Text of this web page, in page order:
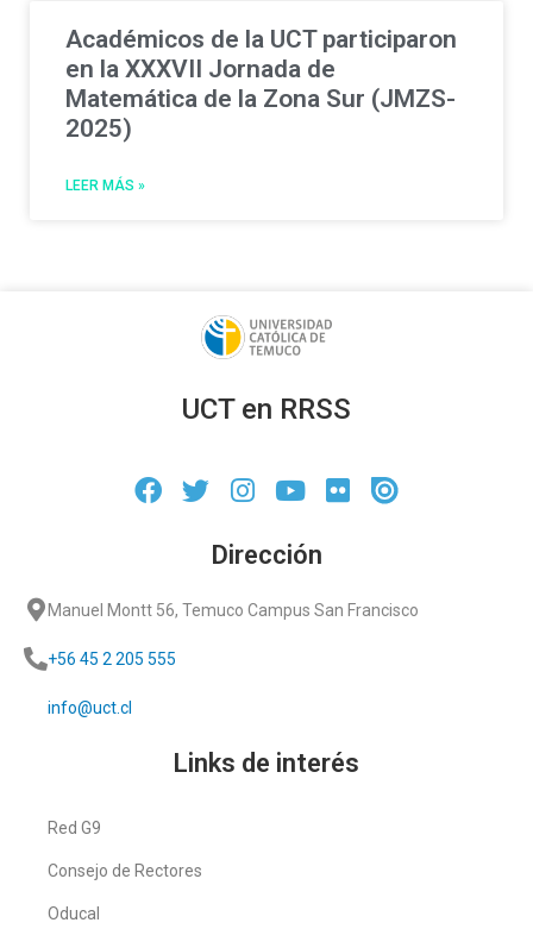
Académicos de la UCT participaron
en la XXXVII Jornada de
Matemática de la Zona Sur (JMZS-
2025)
LEER MÁS »
UCT en RRSS
Dirección
Manuel Montt 56, Temuco Campus San Francisco
+56 45 2 205 555
info@uct.cl
Links de interés
Red G9
Consejo de Rectores
Oducal